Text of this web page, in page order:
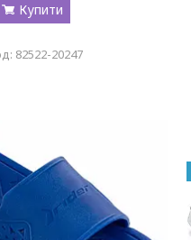
Купити
82522-20247